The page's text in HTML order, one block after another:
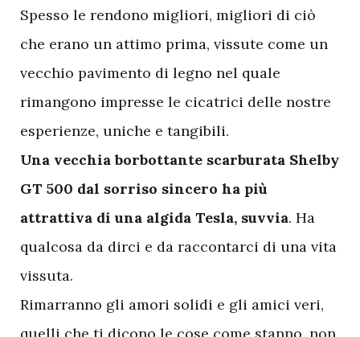
Spesso le rendono migliori, migliori di ciò
che erano un attimo prima, vissute come un
vecchio pavimento di legno nel quale
rimangono impresse le cicatrici delle nostre
esperienze, uniche e tangibili.
Una vecchia borbottante scarburata Shelby
GT 500 dal sorriso sincero ha più
attrattiva di una algida Tesla, suvvia. Ha
qualcosa da dirci e da raccontarci di una vita
vissuta.
Rimarranno gli amori solidi e gli amici veri,
quelli che ti dicono le cose come stanno, non